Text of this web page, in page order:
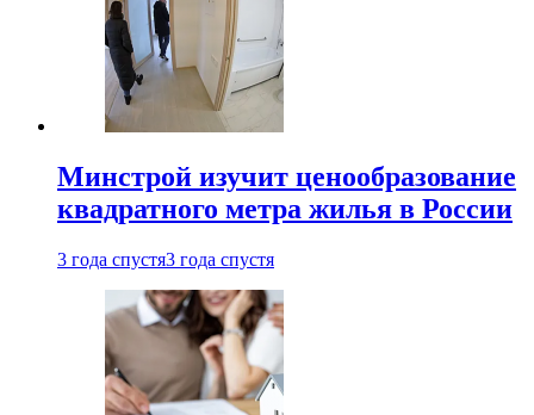
Минстрой изучит ценообразование
квадратного метра жилья в России
3 года спустя3 года спустя